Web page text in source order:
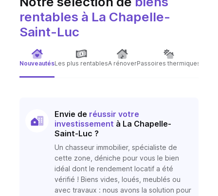
rentables à La Chapelle-
Saint-Luc
NouveautésLes plus rentablesA rénoverPassoires thermiques
Envie de réussir votre
investissement à La Chapelle-
Saint-Luc ?
Un chasseur immobilier, spécialiste de
cette zone, déniche pour vous le bien
idéal dont le rendement locatif a été
vérifié ! Biens vides, loués, meublés ou
avec travaux : nous avons la solution pour